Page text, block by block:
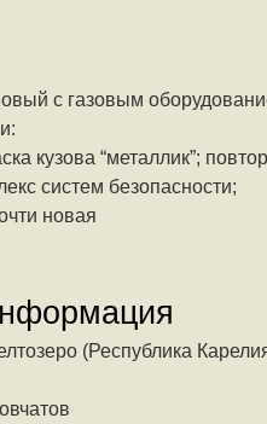
с газовым
кузова “металлик”;
систем безопасности;
новая
(Республика